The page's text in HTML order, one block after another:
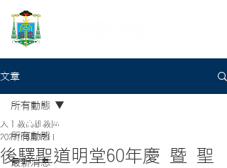
文章
所有動態
最新消息
所有動態
後驛聖道明堂60年慶 暨 聖
天主教高雄教區
2022年8月12日